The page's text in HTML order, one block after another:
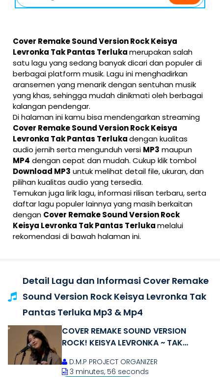
Cover Remake Sound Version Rock Keisya
Levronka Tak Pantas Terlukamerupakan salah
satu lagu yang sedang banyak dicari dan populer di
berbagai platform musik. Lagu ini menghadirkan
aransemen yang menarik dengan sentuhan musik
yang khas, sehingga mudah dinikmati oleh berbagai
kalangan pendengar.
Di halaman ini kamu bisa mendengarkan streaming
Cover Remake Sound Version Rock Keisya
Levronka Tak Pantas Terlukadengan kualitas
audio jernih serta mengunduh versi MP3 maupun
MP4 dengan cepat dan mudah. Cukup klik tombol
Download MP3 untuk melihat detail file, ukuran, dan
pilihan kualitas audio yang tersedia.
Temukan juga lirik lagu, informasi rilisan terbaru, serta
daftar lagu populer lainnya yang masih berkaitan
dengan Cover Remake Sound Version Rock
Keisya Levronka Tak Pantas Terlukamelalui
rekomendasi di bawah halaman ini.
Detail Lagu dan Informasi Cover Remake
Sound Version Rock Keisya Levronka Tak
Pantas Terluka Mp3 & Mp4
COVER REMAKE SOUND VERSION
ROCK! KEISYA LEVRONKA ~ TAK
D.M.P PROJECT ORGANIZER
3 minutes, 56 seconds